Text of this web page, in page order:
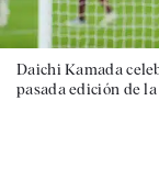
Daichi Kamada
pasada edición de